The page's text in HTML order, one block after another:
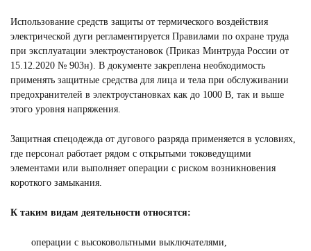
Использование средств защиты от термического воздействия
электрической дуги регламентируется Правилами по охране труда
при эксплуатации электроустановок (Приказ Минтруда России от
15.12.2020 № 903н). В документе закреплена необходимость
применять защитные средства для лица и тела при обслуживании
предохранителей в электроустановках как до 1000 В, так и выше
этого уровня напряжения.
Защитная спецодежда от дугового разряда применяется в условиях,
где персонал работает рядом с открытыми токоведущими
элементами или выполняет операции с риском возникновения
короткого замыкания.
К таким видам деятельности относятся:
операции с высоковольтными выключателями,